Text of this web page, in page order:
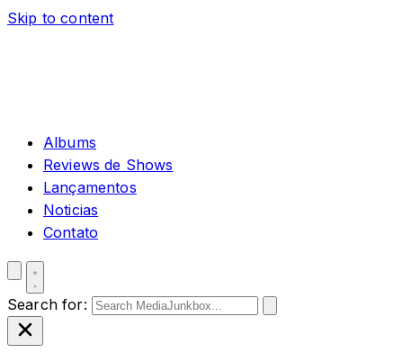
Skip to content
Albums
Reviews de Shows
Lançamentos
Noticias
Contato
Search for: